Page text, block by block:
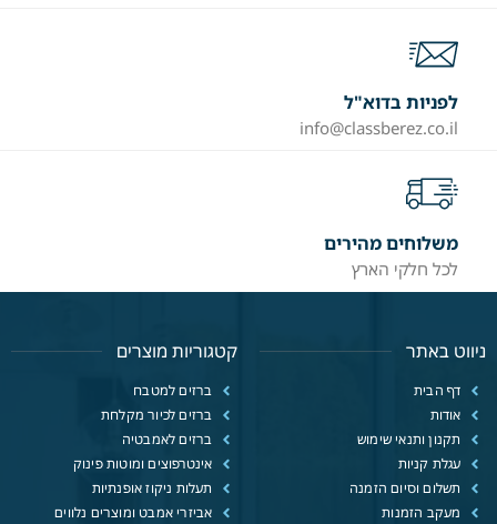
לפניות בדוא"ל
info@classberez.co.il
משלוחים מהירים
לכל חלקי הארץ
ניווט באתר
דף הבית
אודות
תקנון ותנאי שימוש
עגלת קניות
תשלום וסיום הזמנה
מעקב הזמנות
קטגוריות מוצרים
ברזים למטבח
ברזים לכיור מקלחת
ברזים לאמבטיה
אינטרפוצים ומוטות פינוק
תעלות ניקוז אופנתיות
אביזרי אמבט ומוצרים נלווים